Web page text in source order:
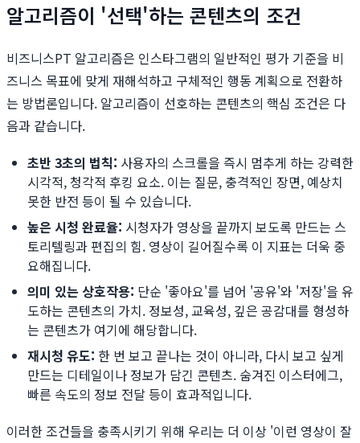
알고리즘이 '선택'하는 콘텐츠의 조건
비즈니스PT 알고리즘은 인스타그램의 일반적인 평가 기준을 비
즈니스 목표에 맞게 재해석하고 구체적인 행동 계획으로 전환하
는 방법론입니다. 알고리즘이 선호하는 콘텐츠의 핵심 조건은 다
음과 같습니다.
초반 3초의 법칙: 사용자의 스크롤을 즉시 멈추게 하는 강력한
시각적, 청각적 후킹 요소. 이는 질문, 충격적인 장면, 예상치
못한 반전 등이 될 수 있습니다.
높은 시청 완료율: 시청자가 영상을 끝까지 보도록 만드는 스
토리텔링과 편집의 힘. 영상이 길어질수록 이 지표는 더욱 중
요해집니다.
의미 있는 상호작용: 단순 '좋아요'를 넘어 '공유'와 '저장'을 유
도하는 콘텐츠의 가치. 정보성, 교육성, 깊은 공감대를 형성하
는 콘텐츠가 여기에 해당합니다.
재시청 유도: 한 번 보고 끝나는 것이 아니라, 다시 보고 싶게
만드는 디테일이나 정보가 담긴 콘텐츠. 숨겨진 이스터에그,
빠른 속도의 정보 전달 등이 효과적입니다.
이러한 조건들을 충족시키기 위해 우리는 더 이상 '이런 영상이 잘